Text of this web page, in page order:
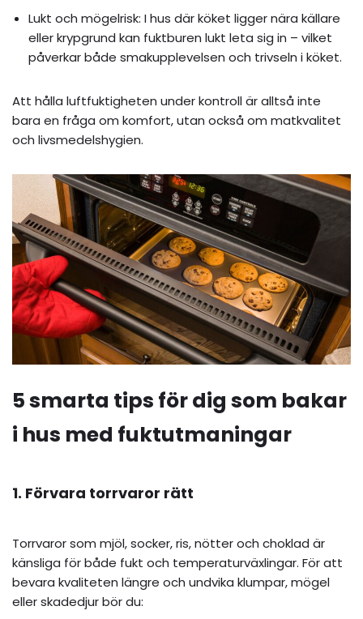
Lukt och mögelrisk: I hus där köket ligger nära källare
eller krypgrund kan fuktburen lukt leta sig in – vilket
påverkar både smakupplevelsen och trivseln i köket.
Att hålla luftfuktigheten under kontroll är alltså inte
bara en fråga om komfort, utan också om matkvalitet
och livsmedelshygien.
5 smarta tips för dig som bakar
i hus med fuktutmaningar
1. Förvara torrvaror rätt
Torrvaror som mjöl, socker, ris, nötter och choklad är
känsliga för både fukt och temperaturväxlingar. För att
bevara kvaliteten längre och undvika klumpar, mögel
eller skadedjur bör du: